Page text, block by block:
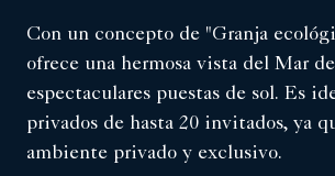
Con un concepto de "Granja
ofrece una hermosa vista del Mar
espectaculares puestas de sol. Es
privados de hasta 20 invitados, ya
ambiente privado y exclusivo.